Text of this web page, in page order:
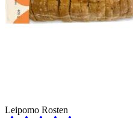
Leipomo Rosten